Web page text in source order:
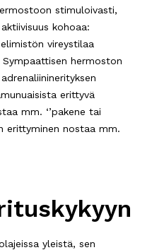
stimuloivasti,
kohoaa:
vireystilaa
hermoston
erittyvä
mm. ‘’pakene tai
erittyminen nostaa mm.
yleistä, sen